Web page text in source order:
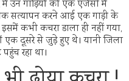
में उन गाड़ियों को एक एजेंसी में
सत्यापन करने आई एक गाड़ी के
कभी कचरा डाला ही नहीं गया,
एक दूसरे से जुड़े हुए थे। यानी जिला
रहा था।